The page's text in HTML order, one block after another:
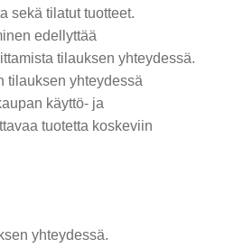
sekä tilatut tuotteet.
edellyttää
tilauksen yhteydessä.
tilauksen yhteydessä
käyttö- ja
tuotetta koskeviin
yhteydessä.